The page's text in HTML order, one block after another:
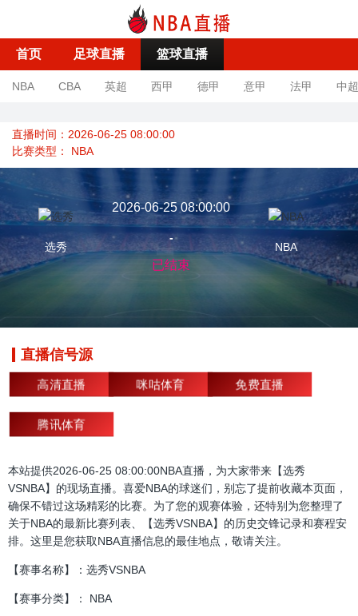
首页 足球直播 篮球直播
NBA CBA 英超 西甲 德甲 意甲 法甲 中超
直播时间：2026-06-25 08:00:00
比赛类型： NBA
选秀
2026-06-25 08:00:00
-
已结束
NBA
直播信号源
高清直播 咪咕体育 免费直播
腾讯体育
本站提供2026-06-25 08:00:00NBA直播，为大家带来【选秀
VSNBA】的现场直播。喜爱NBA的球迷们，别忘了提前收藏本页面，
确保不错过这场精彩的比赛。为了您的观赛体验，还特别为您整理了
关于NBA的最新比赛列表、【选秀VSNBA】的历史交锋记录和赛程安
排。这里是您获取NBA直播信息的最佳地点，敬请关注。
【赛事名称】：选秀VSNBA
【赛事分类】： NBA